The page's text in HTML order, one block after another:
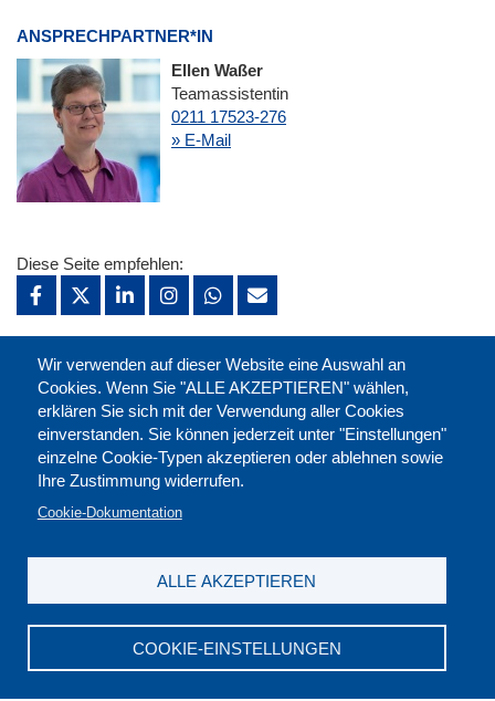
ANSPRECHPARTNER*IN
Ellen Waßer
Teamassistentin
0211 17523-276
» E-Mail
Wir verwenden auf dieser Website eine Auswahl an
Cookies. Wenn Sie "ALLE AKZEPTIEREN" wählen,
erklären Sie sich mit der Verwendung aller Cookies
einverstanden. Sie können jederzeit unter "Einstellungen"
einzelne Cookie-Typen akzeptieren oder ablehnen sowie
Ihre Zustimmung widerrufen.
Cookie-Dokumentation
COOKIE-EINSTELLUNGEN
ALLE AKZEPTIEREN
Diese Seite empfehlen:
merken:
Kontakt|Downloads|Newsletter|Jobs|FAQ